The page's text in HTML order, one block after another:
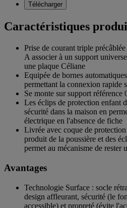
Télécharger
Caractéristiques
Prise de courant triple
A associer à un support
une plaque Céliane
Equipée de bornes
permettant la connexion rapide
Se monte sur support référence
Les éclips de protection enfant
sécurité dans la maison en
électrique en l'absence de fiche
Livrée avec coque de
produit de la poussière et des
permet au mécanisme de rester
Avantages
Technologie Surface : socle
design affleurant, sécurité (le
accessible) et propreté (évite